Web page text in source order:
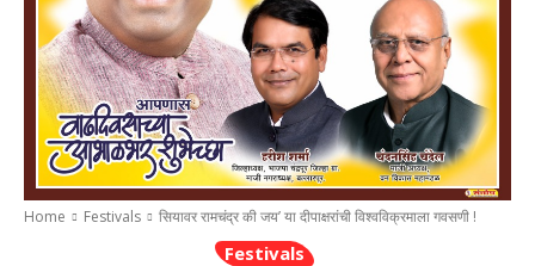
Home Festivals सियावर रामचंद्र की जय’ या दीपाक्षरांची विश्वविक्रमाला गवसणी !
Festivals